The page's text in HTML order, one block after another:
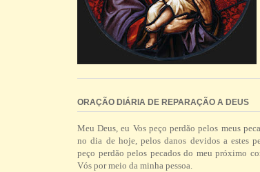
ORAÇÃO DIÁRIA DE REPARAÇÃO A DEUS
Meu Deus, eu Vos peço perdão pelos meus
no dia de hoje, pelos danos devidos a estes
peço perdão pelos pecados do meu próximo
Vós por meio da minha pessoa.